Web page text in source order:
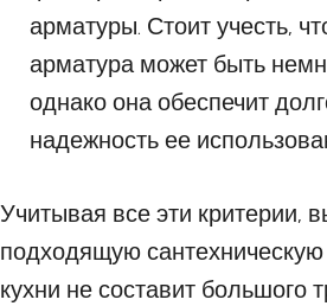
арматуры. Стоит учесть,
арматура может быть
однако она обеспечит
надежность ее
Учитывая все эти критерии,
подходящую
кухни не составит большого